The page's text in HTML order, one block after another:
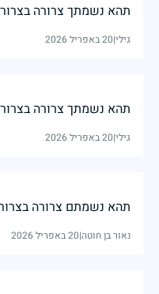
תהא נשמתך צרורה
גילי|20 באפריל 2026
תהא נשמתך צרורה
גילי|20 באפריל 2026
תהא נשמתם צרורה
נאור בן חוטה|20 באפריל 2026